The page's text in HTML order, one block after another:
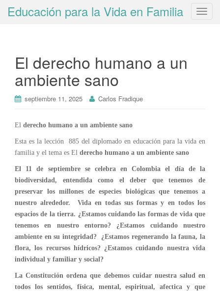
T
o
n
Educación para la Vida en Familia
El derecho humano a un
ambiente sano
septiembre 11, 2025 Carlos Fradique
El derecho humano a un ambiente sano
Esta es la lección 885 del diplomado en educación para la vida en
familia y el tema es El derecho humano a un ambiente sano
El 11 de septiembre se celebra en Colombia el día de la
biodiversidad, entendida como el deber que tenemos de
preservar los millones de especies biológicas que tenemos a
nuestro alrededor. Vida en todas sus formas y en todos los
espacios de la tierra. ¿Estamos cuidando las formas de vida que
tenemos en nuestro entorno? ¿Estamos cuidando nuestro
ambiente en su integridad? ¿Estamos regenerando la fauna, la
flora, los recursos hídricos? ¿Estamos cuidando nuestra vida
individual y familiar y social?
La Constitución ordena que debemos cuidar nuestra salud en
todos los sentidos, física, mental, espiritual, afectica y que